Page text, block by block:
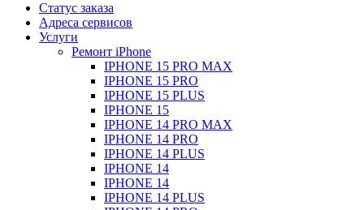
Статус заказа
Адреса сервисов
Услуги
Ремонт iPhone
IPHONE 15 PRO MAX
IPHONE 15 PRO
IPHONE 15 PLUS
IPHONE 15
IPHONE 14 PRO MAX
IPHONE 14 PRO
IPHONE 14 PLUS
IPHONE 14
IPHONE 14
IPHONE 14 PLUS